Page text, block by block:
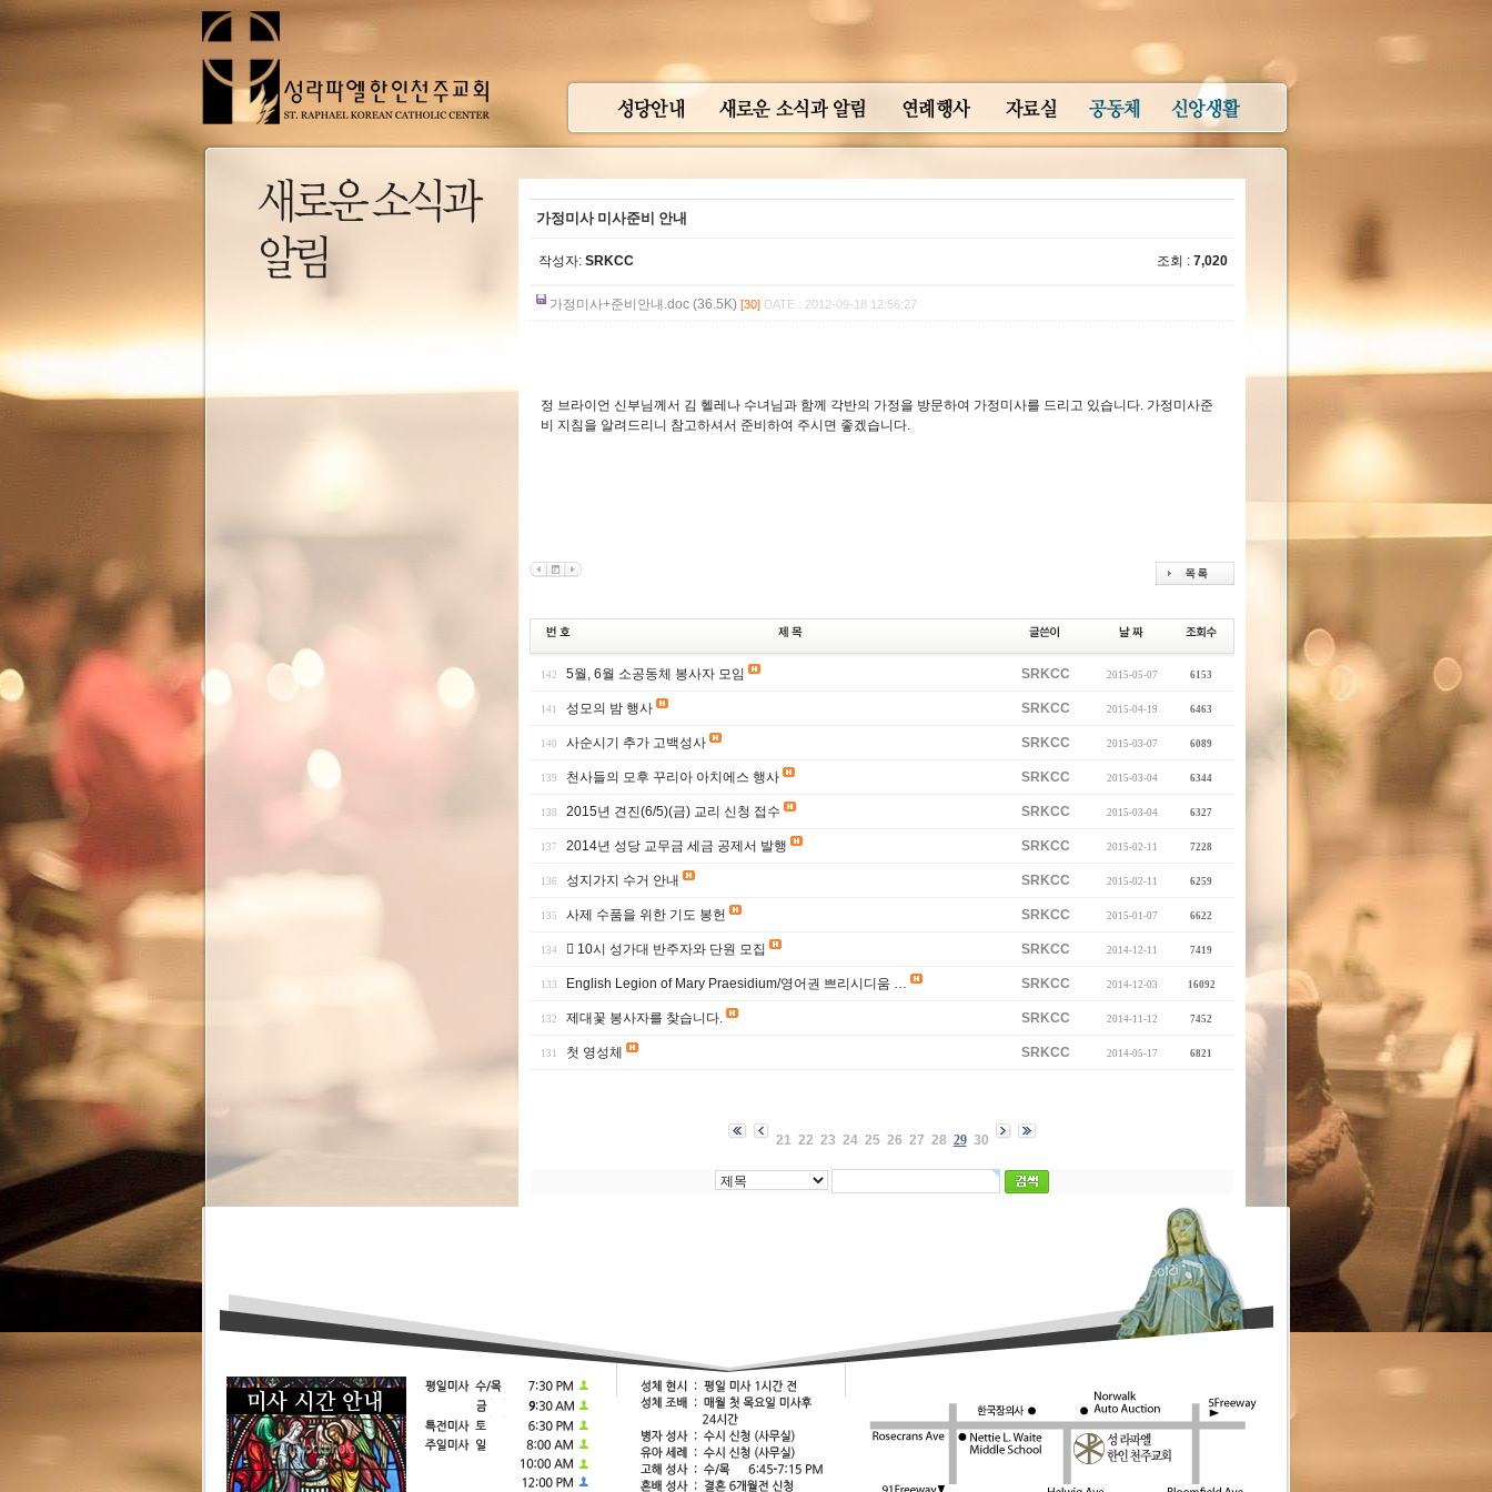
가정미사 미사준비 안내
작성자: SRKCC 조회 : 7,020
가정미사+준비안내.doc (36.5K) [30] DATE : 2012-09-18 12:56:27
정 브라이언 신부님께서 김 헬레나 수녀님과 함께 각반의 가정을 방문하여 가정미사를 드리고 있습니다. 가정미사준
비 지침을 알려드리니 참고하셔서 준비하여 주시면 좋겠습니다.
142 5월, 6월 소공동체 봉사자 모임 SRKCC 2015-05-07 6153
141 성모의 밤 행사 SRKCC 2015-04-19 6463
140 사순시기 추가 고백성사 SRKCC 2015-03-07 6089
139 천사들의 모후 꾸리아 아치에스 행사 SRKCC 2015-03-04 6344
138 2015년 견진(6/5)(금) 교리 신청 접수 SRKCC 2015-03-04 6327
137 2014년 성당 교무금 세금 공제서 발행 SRKCC 2015-02-11 7228
136 성지가지 수거 안내 SRKCC 2015-02-11 6259
135 사제 수품을 위한 기도 봉헌 SRKCC 2015-01-07 6622
134  10시 성가대 반주자와 단원 모집 SRKCC 2014-12-11 7419
133 English Legion of Mary Praesidium/영어권 쁘리시디움 … SRKCC 2014-12-03 16092
132 제대꽃 봉사자를 찾습니다. SRKCC 2014-11-12 7452
131 첫 영성체 SRKCC 2014-05-17 6821
21 22 23 24 25 26 27 28 29 30